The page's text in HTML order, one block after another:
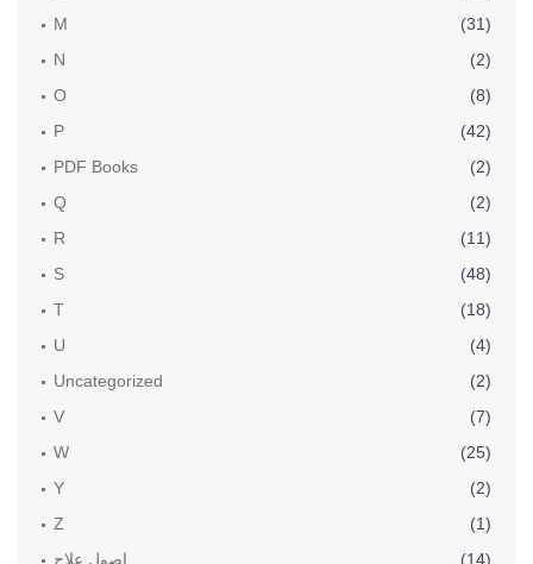
M
(31)
N
(2)
O
(8)
P
(42)
PDF Books
(2)
Q
(2)
R
(11)
S
(48)
T
(18)
U
(4)
Uncategorized
(2)
V
(7)
W
(25)
Y
(2)
Z
(1)
اصول علاج
(14)